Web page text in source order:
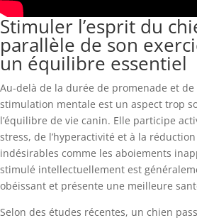
Stimuler l’esprit du
parallèle de son
un équilibre essentiel
Au-delà de la durée de promenade et
stimulation mentale est un aspect trop
l’équilibre de vie canin. Elle participe
stress, de l’hyperactivité et à la
indésirables comme les aboiements
stimulé intellectuellement est
obéissant et présente une meilleure
Selon des études récentes, un chien